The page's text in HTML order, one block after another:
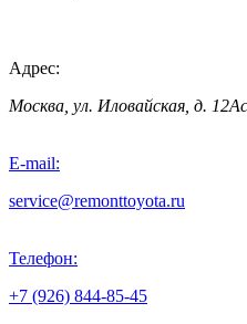
Адрес:
Москва, ул. Иловайская, д.
E-mail:
service@remonttoyota.ru
Телефон:
+7 (926) 844-85-45